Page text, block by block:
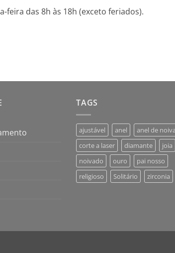
feira das 8h às 18h (exceto feriados).
TAGS
ajustável anel
anel de
corte a laser
diamante
joia
noivado
ouro
pai nosso
religioso
Solitário zirconia